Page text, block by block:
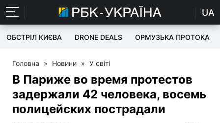
UA
ОБСТРІЛ КИЄВА DRONE DEALS ОРМУЗЬКА ПРОТОКА
Головна » Новини » У світі
В Париже во время протестов
задержали 42 человека, восемь
полицейских пострадали